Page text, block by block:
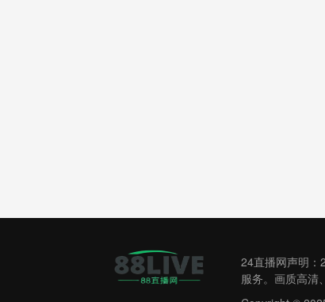
24直播网声明：
服务。画质高清